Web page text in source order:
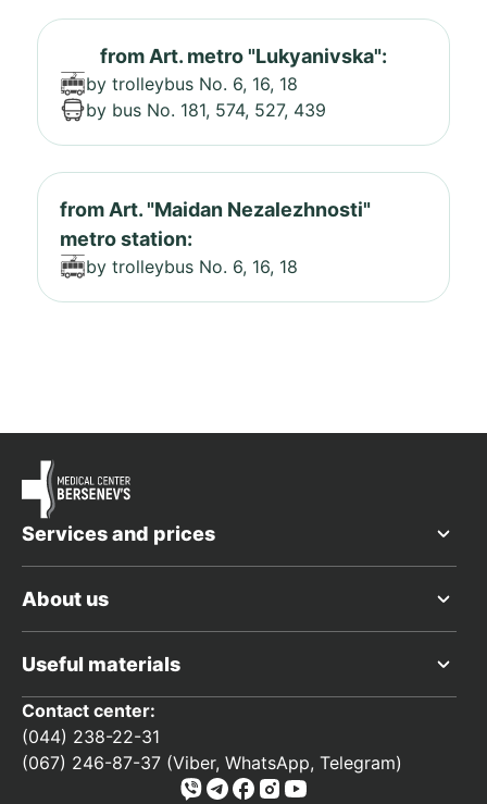
from Art. metro "Lukyanivska":
by trolleybus No. 6, 16, 18
by bus No. 181, 574, 527, 439
from Art. "Maidan Nezalezhnosti"
metro station:
by trolleybus No. 6, 16, 18
Services and prices
About us
Useful materials
Contact center:
(044) 238-22-31
(067) 246-87-37 (Viber, WhatsApp, Telegram)